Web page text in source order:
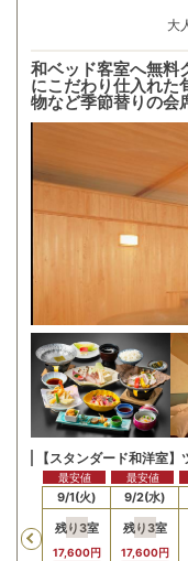
大
和ベッド客室へ無料
にこだわり仕入れた
物など季節替りの会
【スタンダード和洋室
Previous
9/1(火)
残り3室
17,600円
最安値
9/2(水)
残り3室
17,600円
最安値